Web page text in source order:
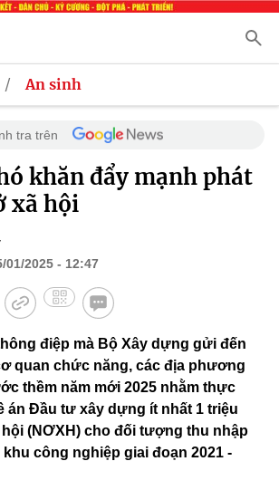
/ An sinh
tra trên
khăn đẩy mạnh phát
xã hội
2025 - 12:47
điệp mà Bộ Xây dựng gửi đến
quan chức năng, các địa phương
thềm năm mới 2025 nhằm thực
án Đầu tư xây dựng ít nhất 1 triệu
(NƠXH) cho đối tượng thu nhập
công nghiệp giai đoạn 2021 -